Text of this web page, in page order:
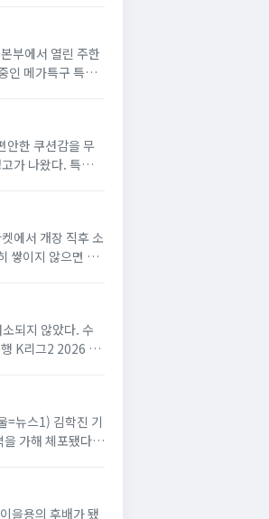
부에서 열린 주한
인 메가특구 특별
안한 쿠션감을 무
가 나왔다. 특유의
에서 개장 직후 소
쌓이지 않으면 적
되지 않았다. 수
K리그2 2026 20
=뉴스1) 김학진 기
가해 체포됐다.
을용의 후배가 됐